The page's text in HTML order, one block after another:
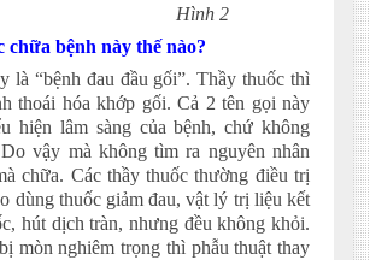
Hình 2
chữa bệnh này thế nào?
“bệnh đau đầu gối”. Thầy thuốc thì
thoái hóa khớp gối. Cả 2 tên gọi này
hiện lâm sàng của bệnh, chứ không
vậy mà không tìm ra nguyên nhân
chữa. Các thầy thuốc thường điều trị
dùng thuốc giảm đau, vật lý trị liệu kết
hút dịch tràn, nhưng đều không khỏi.
mòn nghiêm trọng thì phẫu thuật thay